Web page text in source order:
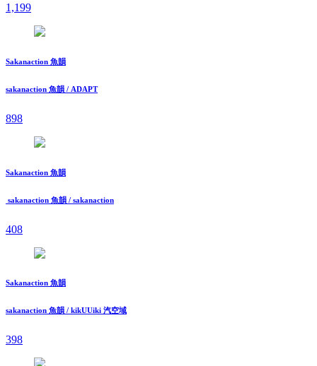
1,199
Sakanaction 魚韻
sakanaction 魚韻 / ADAPT
898
Sakanaction 魚韻
sakanaction 魚韻 / sakanaction
408
Sakanaction 魚韻
sakanaction 魚韻 / kikUUiki 汽空域
398